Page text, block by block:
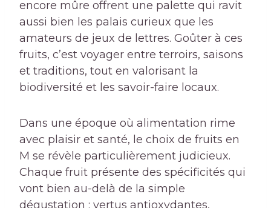
encore mûre offrent une palette qui ravit
aussi bien les palais curieux que les
amateurs de jeux de lettres. Goûter à ces
fruits, c’est voyager entre terroirs, saisons
et traditions, tout en valorisant la
biodiversité et les savoir-faire locaux.
Dans une époque où alimentation rime
avec plaisir et santé, le choix de fruits en
M se révèle particulièrement judicieux.
Chaque fruit présente des spécificités qui
vont bien au-delà de la simple
dégustation : vertus antioxydantes,